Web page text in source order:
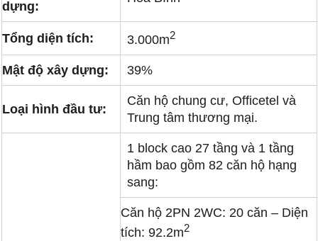
dựng:
Tổng diện tích: 3.000m2
Mật độ xây dựng: 39%
Loại hình đầu tư:
Căn hộ chung cư, Officetel và
Trung tâm thương mại.
1 block cao 27 tầng và 1 tầng
hầm bao gồm 82 căn hộ hạng
sang:
Căn hộ 2PN 2WC: 20 căn – Diện
tích: 92.2m2